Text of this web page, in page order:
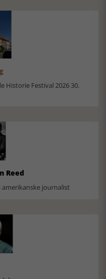
Historie Festival 2026 30.
Reed
journalist